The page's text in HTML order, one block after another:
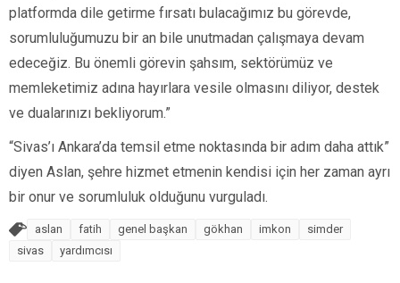
platformda dile getirme fırsatı bulacağımız bu görevde,
sorumluluğumuzu bir an bile unutmadan çalışmaya devam
edeceğiz. Bu önemli görevin şahsım, sektörümüz ve
memleketimiz adına hayırlara vesile olmasını diliyor, destek
ve dualarınızı bekliyorum.”
“Sivas’ı Ankara’da temsil etme noktasında bir adım daha attık”
diyen Aslan, şehre hizmet etmenin kendisi için her zaman ayrı
bir onur ve sorumluluk olduğunu vurguladı.
aslan fatih genel başkan gökhan imkon
simder
sivas
yardımcısı